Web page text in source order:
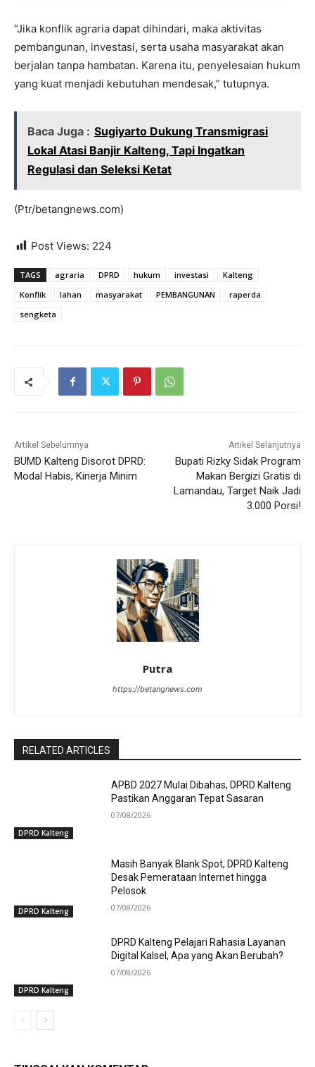
“Jika konflik agraria dapat dihindari, maka aktivitas
pembangunan, investasi, serta usaha masyarakat akan
berjalan tanpa hambatan. Karena itu, penyelesaian hukum
yang kuat menjadi kebutuhan mendesak,” tutupnya.
Baca Juga : Sugiyarto Dukung Transmigrasi
Lokal Atasi Banjir Kalteng, Tapi Ingatkan
Regulasi dan Seleksi Ketat
(Ptr/betangnews.com)
Post Views: 224
TAGS agraria DPRD hukum investasi
Kalteng
Konflik
lahan masyarakat PEMBANGUNAN
raperda
sengketa
Artikel Sebelumnya
BUMD Kalteng Disorot DPRD:
Modal Habis, Kinerja Minim
Artikel Selanjutnya
Bupati Rizky Sidak Program
Makan Bergizi Gratis di
Lamandau, Target Naik Jadi
3.000 Porsi!
Putra
https://betangnews.com
RELATED ARTICLES
DPRD Kalteng
APBD 2027 Mulai Dibahas, DPRD Kalteng
Pastikan Anggaran Tepat Sasaran
07/08/2026
DPRD Kalteng
Masih Banyak Blank Spot, DPRD Kalteng
Desak Pemerataan Internet hingga
Pelosok
07/08/2026
DPRD Kalteng
DPRD Kalteng Pelajari Rahasia Layanan
Digital Kalsel, Apa yang Akan Berubah?
07/08/2026